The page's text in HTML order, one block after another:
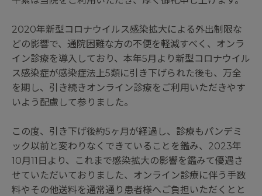
2020年新型コロナウイルス感染拡大による外出制限な
どの影響で、通院困難な方の不便を軽減すべく、オンラ
イン診療を導入しており、本年5月より新型コロナウイル
ス感染症が感染症法上5類に引き下げられた後も、万全
を期し、引き続きオンライン診療をご利用いただきやす
いよう配慮して参りました。
この度、引き下げ後約5ヶ月が経過し、診療もパンデミ
ック以前と変わりなくできていることを鑑み、2023年
10月11日より、これまで感染拡大の影響を鑑みて優遇さ
せていただいておりました、オンライン診療に伴う手数
料やその他送料を通常通り患者様へご負担いただくとと